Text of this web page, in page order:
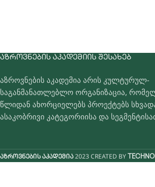
ᲐᲖᲠᲝᲕᲜᲔᲑᲘᲡ ᲐᲙᲐᲓᲔᲛᲘᲘᲡ ᲨᲔᲡᲐᲮᲔᲑ
აზროვნების აკადემია არის კულტურულ-
საგანმანათლებლო ორგანიზაცია,
წლიდან ახორციელებს პროექტებს
ასაკობრივი კატეგორიისა და
აზროვნების აკადემია 2023 CREATED BY